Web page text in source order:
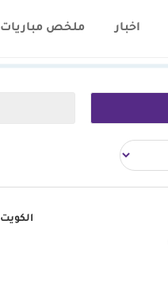
اخبار ملخص مباريات
الكويت